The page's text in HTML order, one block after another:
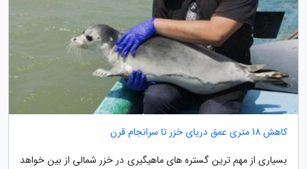
کاهش 18 متری عمق دریای خزر تا سرانجام قرن
بسیاری از مهم ترین گستره های ماهیگیری در خزر شمالی از بین خواهد